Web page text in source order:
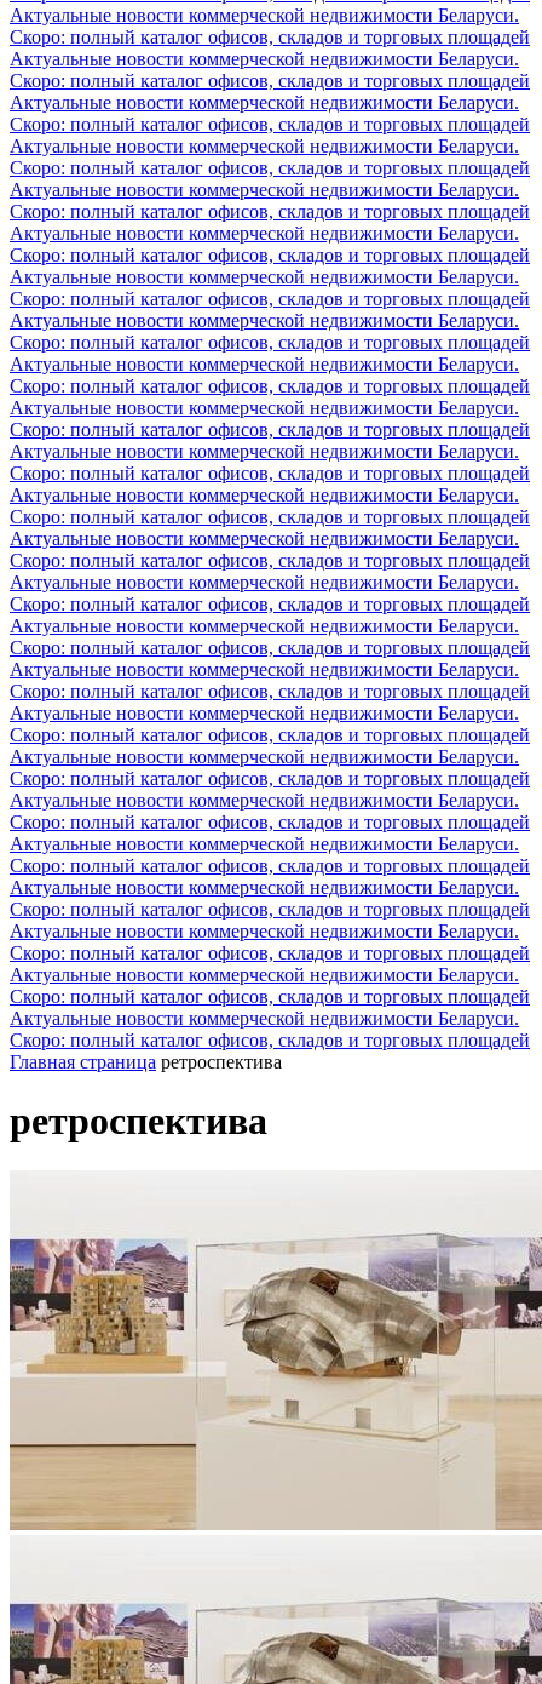
Актуальные новости коммерческой недвижимости Беларуси.
Скоро: полный каталог офисов, складов и торговых площадей
Актуальные новости коммерческой недвижимости Беларуси.
Скоро: полный каталог офисов, складов и торговых площадей
Актуальные новости коммерческой недвижимости Беларуси.
Скоро: полный каталог офисов, складов и торговых площадей
Актуальные новости коммерческой недвижимости Беларуси.
Скоро: полный каталог офисов, складов и торговых площадей
Актуальные новости коммерческой недвижимости Беларуси.
Скоро: полный каталог офисов, складов и торговых площадей
Актуальные новости коммерческой недвижимости Беларуси.
Скоро: полный каталог офисов, складов и торговых площадей
Актуальные новости коммерческой недвижимости Беларуси.
Скоро: полный каталог офисов, складов и торговых площадей
Актуальные новости коммерческой недвижимости Беларуси.
Скоро: полный каталог офисов, складов и торговых площадей
Актуальные новости коммерческой недвижимости Беларуси.
Скоро: полный каталог офисов, складов и торговых площадей
Актуальные новости коммерческой недвижимости Беларуси.
Скоро: полный каталог офисов, складов и торговых площадей
Актуальные новости коммерческой недвижимости Беларуси.
Скоро: полный каталог офисов, складов и торговых площадей
Актуальные новости коммерческой недвижимости Беларуси.
Скоро: полный каталог офисов, складов и торговых площадей
Актуальные новости коммерческой недвижимости Беларуси.
Скоро: полный каталог офисов, складов и торговых площадей
Актуальные новости коммерческой недвижимости Беларуси.
Скоро: полный каталог офисов, складов и торговых площадей
Актуальные новости коммерческой недвижимости Беларуси.
Скоро: полный каталог офисов, складов и торговых площадей
Актуальные новости коммерческой недвижимости Беларуси.
Скоро: полный каталог офисов, складов и торговых площадей
Актуальные новости коммерческой недвижимости Беларуси.
Скоро: полный каталог офисов, складов и торговых площадей
Актуальные новости коммерческой недвижимости Беларуси.
Скоро: полный каталог офисов, складов и торговых площадей
Актуальные новости коммерческой недвижимости Беларуси.
Скоро: полный каталог офисов, складов и торговых площадей
Актуальные новости коммерческой недвижимости Беларуси.
Скоро: полный каталог офисов, складов и торговых площадей
Актуальные новости коммерческой недвижимости Беларуси.
Скоро: полный каталог офисов, складов и торговых площадей
Актуальные новости коммерческой недвижимости Беларуси.
Скоро: полный каталог офисов, складов и торговых площадей
Актуальные новости коммерческой недвижимости Беларуси.
Скоро: полный каталог офисов, складов и торговых площадей
Актуальные новости коммерческой недвижимости Беларуси.
Скоро: полный каталог офисов, складов и торговых площадей
Главная страница ретроспектива
ретроспектива